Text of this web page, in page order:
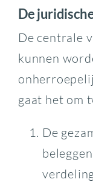
De
De centrale
kunnen
gaat het om
De